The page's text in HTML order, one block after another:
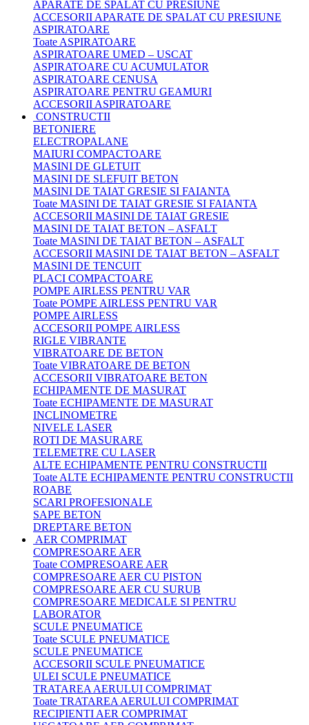
APARATE DE SPALAT CU PRESIUNE
ACCESORII APARATE DE SPALAT CU PRESIUNE
ASPIRATOARE
Toate ASPIRATOARE
ASPIRATOARE UMED – USCAT
ASPIRATOARE CU ACUMULATOR
ASPIRATOARE CENUSA
ASPIRATOARE PENTRU GEAMURI
ACCESORII ASPIRATOARE
CONSTRUCTII
BETONIERE
ELECTROPALANE
MAIURI COMPACTOARE
MASINI DE GLETUIT
MASINI DE SLEFUIT BETON
MASINI DE TAIAT GRESIE SI FAIANTA
Toate MASINI DE TAIAT GRESIE SI FAIANTA
ACCESORII MASINI DE TAIAT GRESIE
MASINI DE TAIAT BETON – ASFALT
Toate MASINI DE TAIAT BETON – ASFALT
ACCESORII MASINI DE TAIAT BETON – ASFALT
MASINI DE TENCUIT
PLACI COMPACTOARE
POMPE AIRLESS PENTRU VAR
Toate POMPE AIRLESS PENTRU VAR
POMPE AIRLESS
ACCESORII POMPE AIRLESS
RIGLE VIBRANTE
VIBRATOARE DE BETON
Toate VIBRATOARE DE BETON
ACCESORII VIBRATOARE BETON
ECHIPAMENTE DE MASURAT
Toate ECHIPAMENTE DE MASURAT
INCLINOMETRE
NIVELE LASER
ROTI DE MASURARE
TELEMETRE CU LASER
ALTE ECHIPAMENTE PENTRU CONSTRUCTII
Toate ALTE ECHIPAMENTE PENTRU CONSTRUCTII
ROABE
SCARI PROFESIONALE
SAPE BETON
DREPTARE BETON
AER COMPRIMAT
COMPRESOARE AER
Toate COMPRESOARE AER
COMPRESOARE AER CU PISTON
COMPRESOARE AER CU SURUB
COMPRESOARE MEDICALE SI PENTRU
LABORATOR
SCULE PNEUMATICE
Toate SCULE PNEUMATICE
SCULE PNEUMATICE
ACCESORII SCULE PNEUMATICE
ULEI SCULE PNEUMATICE
TRATAREA AERULUI COMPRIMAT
Toate TRATAREA AERULUI COMPRIMAT
RECIPIENTI AER COMPRIMAT